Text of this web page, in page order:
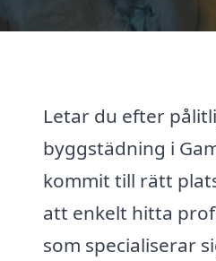
Letar du efter
byggstädning i
kommit till rätt
att enkelt hitta
som specialiserar